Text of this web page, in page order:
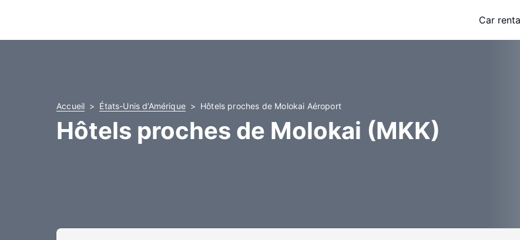
Car
Accueil États-Unis d’Amérique Hôtels proches de Molokai Aéroport
Hôtels proches de Molokai (MKK)